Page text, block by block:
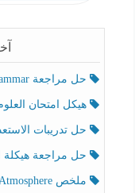
حل مراجعة Grammar اللغة الإنجليزية الصف الخامس الفصل الثالث
هيكل امتحان العلوم
حل تدريبات الاستعداد
حل مراجعة هيكلة امتحان
ملخص Effect of Atmosphere حسب الهيكل الوزاري العلوم المتكاملة الصف الخامس انسبير الفصل الثالث